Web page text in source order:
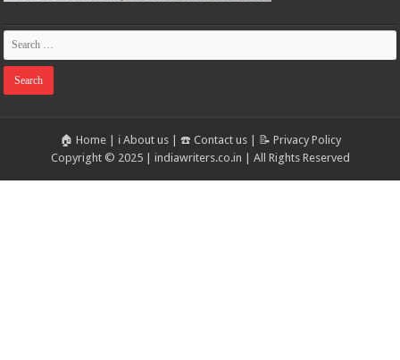
🏠 Home| ℹ️ About us| ☎️ Contact us|
📝 Privacy Policy
Copyright © 2025 | indiawriters.co.in | All Rights Reserved